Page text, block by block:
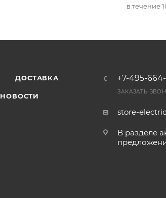
в течение
ДОСТАВКА
НОВОСТИ
+7-495-
ЗАКАЗАТЬ
store-
В разделе